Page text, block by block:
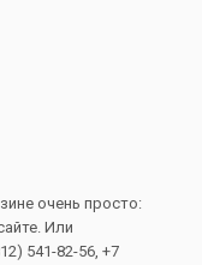
очень просто:
Или
541-82-56, +7